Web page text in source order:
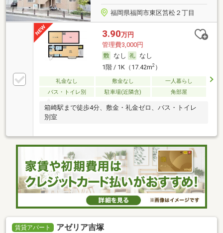
福岡県福岡市東区筥松２丁目
3.90万円
管理費3,000円
なし
なし
1階 / 1K（17.42m2）
礼金なし 敷金なし
一人暮らし
バス・トイレ別
駐車場(近隣含) 角部屋
箱崎駅まで徒歩4分、敷金・礼金ゼロ、バス・トイレ
別室
賃貸アパート アゼリア吉塚